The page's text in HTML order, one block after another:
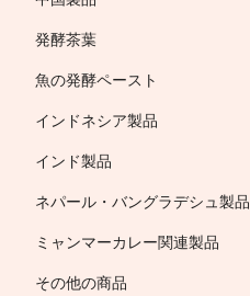
発酵茶葉
魚の発酵ペースト
インドネシア製品
インド製品
ネパール・バングラデシュ製品
ミャンマーカレー関連製品
その他の商品